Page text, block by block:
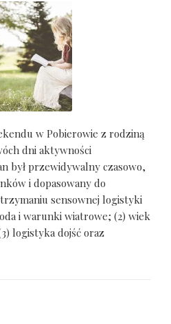
w Pobierowie z rodziną
dni aktywności
był przewidywalny czasowo,
i dopasowany do
sensownej logistyki
i warunki wiatrowe; (2) wiek
logistyka dojść oraz